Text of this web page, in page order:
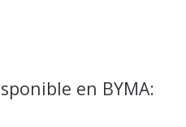
en BYMA: